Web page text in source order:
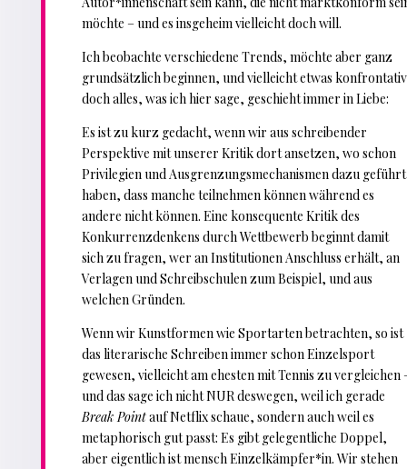
möchte – und es insgeheim vielleicht doch will.
Ich beobachte verschiedene Trends, möchte aber ganz
grundsätzlich beginnen, und vielleicht etwas
doch alles, was ich hier sage, geschieht immer in Liebe:
Es ist zu kurz gedacht, wenn wir aus schreibender
Perspektive mit unserer Kritik dort ansetzen, wo schon
Privilegien und Ausgrenzungsmechanismen dazu geführt
haben, dass manche teilnehmen können während es
andere nicht können. Eine konsequente Kritik des
Konkurrenzdenkens durch Wettbewerb beginnt damit
sich zu fragen, wer an Institutionen Anschluss erhält, an
Verlagen und Schreibschulen zum Beispiel, und aus
welchen Gründen.
Wenn wir Kunstformen wie Sportarten betrachten, so ist
das literarische Schreiben immer schon Einzelsport
gewesen, vielleicht am ehesten mit Tennis zu vergleichen
und das sage ich nicht NUR deswegen, weil ich gerade
Break Pointauf Netflix schaue, sondern auch weil es
metaphorisch gut passt: Es gibt gelegentliche Doppel,
aber eigentlich ist mensch Einzelkämpfer*in. Wir stehen